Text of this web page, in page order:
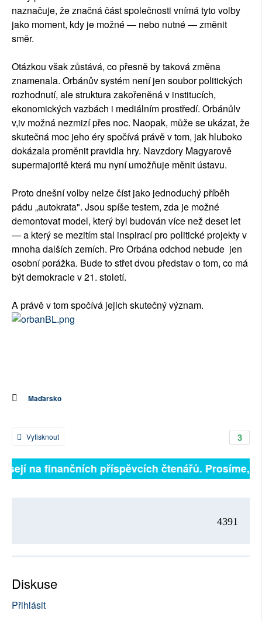
naznačuje, že značná část společnosti vnímá tyto volby
jako moment, kdy je možné — nebo nutné — změnit
směr.
Otázkou však zůstává, co přesně by taková změna
znamenala. Orbánův systém není jen soubor politických
rozhodnutí, ale struktura zakořeněná v institucích,
ekonomických vazbách i mediálním prostředí. Orbánůlv
v,iv možná nezmizí přes noc. Naopak, může se ukázat, že
skutečná moc jeho éry spočívá právě v tom, jak hluboko
dokázala proměnit pravidla hry. Navzdory Magyarově
supermajoritě která mu nyní umožňuje měnit ústavu.
Proto dnešní volby nelze číst jako jednoduchý příběh
pádu „autokrata". Jsou spíše testem, zda je možné
demontovat model, který byl budován více než deset let
— a který se mezitím stal inspirací pro politické projekty v
mnoha dalších zemích. Pro Orbána odchod nebude jen
osobní porážka. Bude to střet dvou představ o tom, co má
být demokracie v 21. století.
A právě v tom spočívá jejich skutečný význam.
Maďarsko
3
Vytisknout
na finančních příspěvcích čtenářů. Prosíme,
4391
Diskuse
Přihlásit